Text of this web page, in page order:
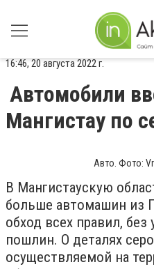
16:46, 20 августа 2022 г.
Автомобили
Мангистау по
Авто. Фото:
В Мангистаускую
больше автомашин из
обход всех правил,
пошлин. О деталях
осуществляемой на